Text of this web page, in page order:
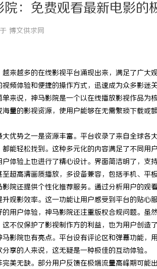
院：免费观看最新电影的
博文供求网
越来越多的在线影视平台涌现出来，满足了广大
视频体验和便捷的操作方式，迅速成为众多影迷
来说，神马影院是一个以在线播放影视作品
量的影视资源，使用户能够在无需繁琐下载
优势之一是资源丰富。平台收录了来自全球
都能轻松找到。这种多元化的内容满足了不同
体验上也进行了精心设计。界面简洁明了，
至超高清画质播放，多设备兼容，包括手机、
院还提供个性化推荐服务。通过分析用户的
升观影效率。这一功能让用户感受到平台的贴心
的用户体验，神马影院还注重版权合规问题。
不仅保护了影视制作方的利益，也为用户创造
影院也有亮点。平台设有评论区和弹幕功能
享的人来说，这无疑是一种极佳的互动体验。
完美无缺。部分用户反馈在极端流量高峰期可